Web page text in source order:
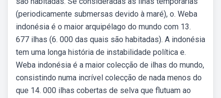
(periodicamente submersas devido à maré), o. Weba
indonésia é o maior arquipélago do mundo com 13.
677 ilhas (6. 000 das quais são habitadas). A indonésia
tem uma longa história de instabilidade política e.
Weba indonésia é a maior colecção de ilhas do mundo,
consistindo numa incrível colecção de nada menos do
que 14. 000 ilhas cobertas de selva que flutuam ao